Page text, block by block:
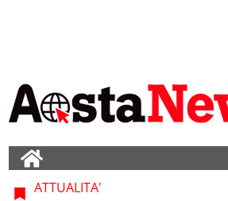
ATTUALITA'